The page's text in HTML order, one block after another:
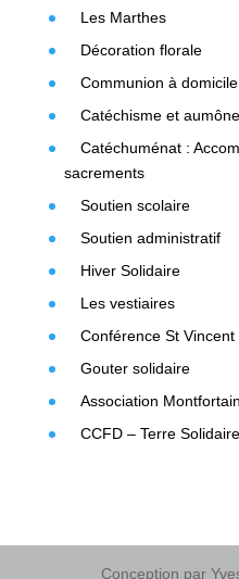
Les Marthes
Décoration florale
Communion à domicile
Catéchisme et
Catéchuménat :
sacrements
Soutien scolaire
Soutien administratif
Hiver Solidaire
Les vestiaires
Conférence St Vincent
Gouter solidaire
Association
CCFD – Terre Solidaire
Conception par